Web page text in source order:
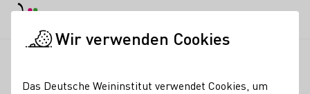
Wir verwenden Cookies
Das Deutsche Weininstitut verwendet Cookies, um